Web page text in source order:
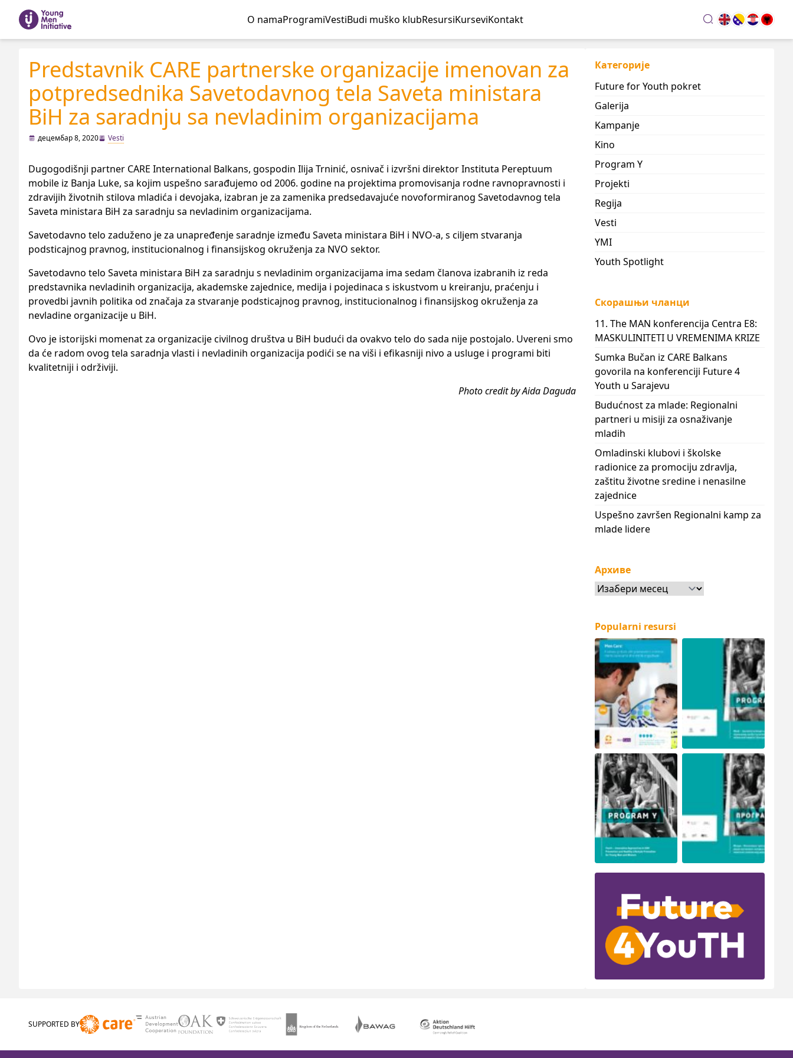
O namaProgramiVestiBudi muško klubResursiKurseviKontakt search
Predstavnik CARE partnerske organizacije imenovan za
potpredsednika Savetodavnog tela Saveta ministara
BiH za saradnju sa nevladinim organizacijama
децембар 8, 2020 Vesti
Dugogodišnji partner CARE International Balkans, gospodin Ilija Trninić, osnivač i izvršni direktor Instituta Pereptuum
mobile iz Banja Luke, sa kojim uspešno sarađujemo od 2006. godine na projektima promovisanja rodne ravnopravnosti i
zdravijih životnih stilova mladića i devojaka, izabran je za zamenika predsedavajuće novoformiranog Savetodavnog tela
Saveta ministara BiH za saradnju sa nevladinim organizacijama.
Savetodavno telo zaduženo je za unapređenje saradnje između Saveta ministara BiH i NVO-a, s ciljem stvaranja
podsticajnog pravnog, institucionalnog i finansijskog okruženja za NVO sektor.
Savetodavno telo Saveta ministara BiH za saradnju s nevladinim organizacijama ima sedam članova izabranih iz reda
predstavnika nevladinih organizacija, akademske zajednice, medija i pojedinaca s iskustvom u kreiranju, praćenju i
provedbi javnih politika od značaja za stvaranje podsticajnog pravnog, institucionalnog i finansijskog okruženja za
nevladine organizacije u BiH.
Ovo je istorijski momenat za organizacije civilnog društva u BiH budući da ovakvo telo do sada nije postojalo. Uvereni smo
da će radom ovog tela saradnja vlasti i nevladinih organizacija podići se na viši i efikasniji nivo a usluge i programi biti
kvalitetniji i održiviji.
Photo credit by Aida Daguda
Категорије
Future for Youth pokret
Galerija
Kampanje
Kino
Program Y
Projekti
Regija
Vesti
YMI
Youth Spotlight
Скорашњи чланци
11. The MAN konferencija Centra E8:
MASKULINITETI U VREMENIMA KRIZE
Sumka Bučan iz CARE Balkans
govorila na konferenciji Future 4
Youth u Sarajevu
Budućnost za mlade: Regionalni
partneri u misiji za osnaživanje
mladih
Omladinski klubovi i školske
radionice za promociju zdravlja,
zaštitu životne sredine i nenasilne
zajednice
Uspešno završen Regionalni kamp za
mlade lidere
Архиве
Архиве
Popularni resursi
SUPPORTED BY